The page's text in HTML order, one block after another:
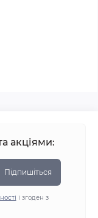
акціями:
Підпишіться
і згоден з